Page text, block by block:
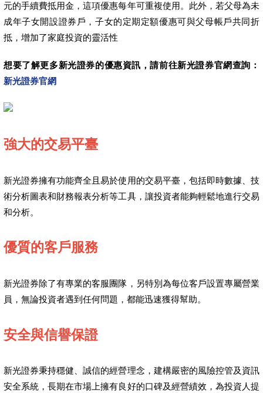
元的手續費抵用金，這項優惠每年可重複使用。此外，若父母為未
成年子女開設證券戶，子女的定期定額優惠可與父母帳戶共同折
抵，增加了家庭投資的靈活性
想要了解更多新光證券的優惠資訊，請前往新光證券官網查詢：
新光證券官網
強大的交易平臺
新光證券擁有功能齊全且易於使用的交易平臺，包括即時數據、技
術分析圖表和財務報表分析等工具，讓投資者能夠輕鬆地進行交易
和分析。
優質的客戶服務
新光證券除了有專業的客服團隊，另特別為每位客戶設置專屬營業
員，無論投資者遇到任何問題，都能迅速獲得幫助。
安全與信譽保證
新光證券秉持穩健、誠信的經營理念，建構嚴密的風險控管及資訊
安全系統，長期在市場上擁有良好的口碑及經營績效，為投資人提